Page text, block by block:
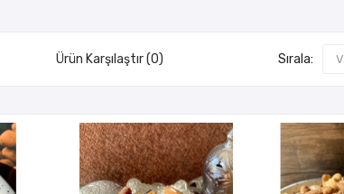
Ürün Karşılaştır (0) Sırala: